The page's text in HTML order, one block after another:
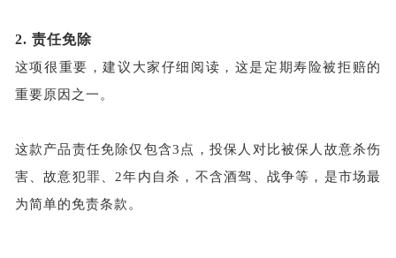
2. 责任免除
这项很重要，建议大家仔细阅读，这是定期寿险被拒赔的
重要原因之一。
这款产品责任免除仅包含3点，投保人对比被保人故意杀伤
害、故意犯罪、2年内自杀，不含酒驾、战争等，是市场最
为简单的免责条款。